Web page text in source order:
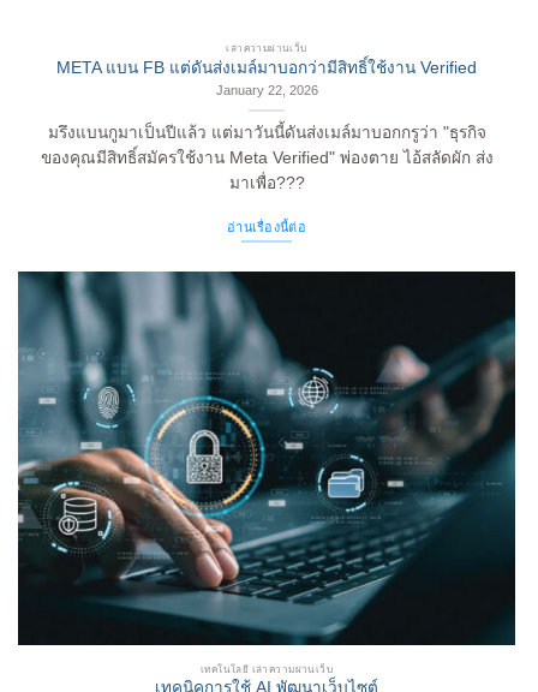
เล่าความผ่านเว็บ
META แบน FB แต่ดันส่งเมล์มาบอกว่ามีสิทธิ์ใช้งาน Verified
January 22, 2026
มรึงแบนกูมาเป็นปีแล้ว แต่มาวันนี้ดันส่งเมล์มาบอกกรูว่า "ธุรกิจ
ของคุณมีสิทธิ์สมัครใช้งาน Meta Verified" พ่องตาย ไอ้สลัดผัก ส่ง
มาเพื่อ???
อ่านเรื่องนี้ต่อ
เทคโนโลยี เล่าความผ่านเว็บ
เทคนิคการใช้ AI พัฒนาเว็บไซต์